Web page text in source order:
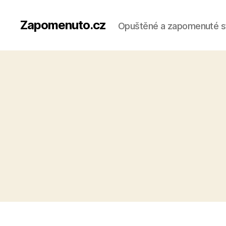
Zapomenuto.cz Opuštěné a zapomenuté